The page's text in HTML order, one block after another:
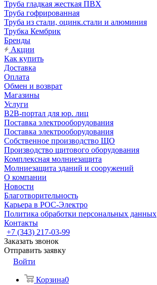
Труба гладкая жесткая ПВХ
Труба гофрированная
Труба из стали, оцинк.стали и алюминия
Трубка Кембрик
Бренды
Акции
Как купить
Доставка
Оплата
Обмен и возврат
Магазины
Услуги
B2B-портал для юр. лиц
Поставка электрооборудования
Поставка электрооборудования
Собственное производство ЩО
Производство щитового оборудования
Комплексная молниезащита
Молниезащита зданий и сооружений
О компании
Новости
Благотворительность
Карьера в РОС-Электро
Политика обработки персональных данных
Контакты
+7 (343) 217-03-99
Заказать звонок
Отправить заявку
Войти
Корзина0